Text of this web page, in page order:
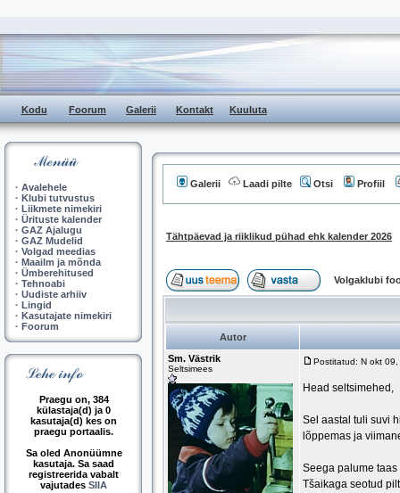
Kodu Foorum Galerii Kontakt Kuuluta
· Avalehele
· Klubi tutvustus
· Liikmete nimekiri
· Ürituste kalender
· GAZ Ajalugu
· GAZ Mudelid
· Volgad meedias
· Maailm ja mõnda
· Ümberehitused
· Tehnoabi
· Uudiste arhiiv
· Lingid
· Kasutajate nimekiri
· Foorum
Praegu on, 384
külastaja(d) ja 0
kasutaja(d) kes on
praegu portaalis.
Sa oled Anonüümne
kasutaja. Sa saad
registreerida vabalt
vajutades SIIA
Galerii Laadi pilte Otsi Profiil
Tähtpäevad ja riiklikud pühad ehk kalender 2026
Volgaklubi
Autor
Sm. Västrik
Seltsimees
Postitatud: N okt
Head seltsimehed,
Sel aastal tuli suvi
lõppemas ja
Seega palume
Tšaikaga seotud